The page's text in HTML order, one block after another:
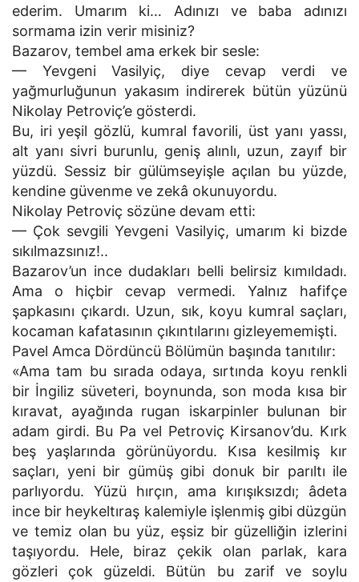
ederim. Umarım ki… Adınızı ve baba adınızı
sormama izin verir misiniz?
Bazarov, tembel ama erkek bir sesle:
— Yevgeni Vasilyiç, diye cevap verdi ve
yağmurluğunun yakasım indirerek bütün yüzünü
Nikolay Petroviç’e gösterdi.
Bu, iri yeşil gözlü, kumral favorili, üst yanı yassı,
alt yanı sivri burunlu, geniş alınlı, uzun, zayıf bir
yüzdü. Sessiz bir gülümseyişle açılan bu yüzde,
kendine güvenme ve zekâ okunuyordu.
Nikolay Petroviç sözüne devam etti:
— Çok sevgili Yevgeni Vasilyiç, umarım ki bizde
sıkılmazsınız!..
Bazarov’un ince dudakları belli belirsiz kımıldadı.
Ama o hiçbir cevap vermedi. Yalnız hafifçe
şapkasını çıkardı. Uzun, sık, koyu kumral saçları,
kocaman kafatasının çıkıntılarını gizleyememişti.
Pavel Amca Dördüncü Bölümün başında tanıtılır:
«Ama tam bu sırada odaya, sırtında koyu renkli
bir İngiliz süveteri, boynunda, son moda kısa bir
kıravat, ayağında rugan iskarpinler bulunan bir
adam girdi. Bu Pa vel Petroviç Kirsanov’du. Kırk
beş yaşlarında görünüyordu. Kısa kesilmiş kır
saçları, yeni bir gümüş gibi donuk bir parıltı ile
parlıyordu. Yüzü hırçın, ama kırışıksızdı; âdeta
ince bir heykeltıraş kalemiyle işlenmiş gibi düzgün
ve temiz olan bu yüz, eşsiz bir güzelliğin izlerini
taşıyordu. Hele, biraz çekik olan parlak, kara
gözleri çok güzeldi. Bütün bu zarif ve soylu